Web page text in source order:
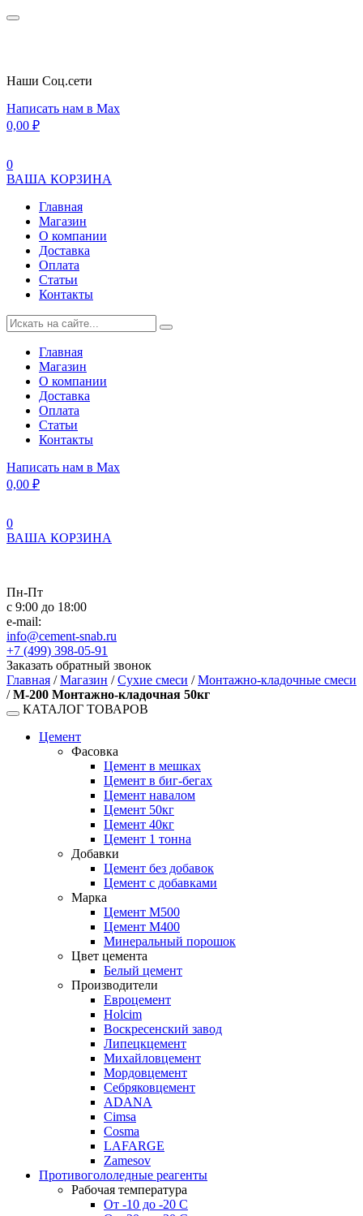
Наши Cоц.сети
Написать нам в Max
0,00 ₽
0
ВАША КОРЗИНА
Главная
Магазин
О компании
Доставка
Оплата
Статьи
Контакты
Главная
Магазин
О компании
Доставка
Оплата
Статьи
Контакты
Написать нам в Max
0,00 ₽
0
ВАША КОРЗИНА
Пн-Пт
с 9:00 до 18:00
e-mail:
info@cement-snab.ru
+7 (499) 398-05-91
Заказать обратный звонок
Главная /Магазин /Сухие смеси /Монтажно-кладочные смеси
/М-200 Монтажно-кладочная 50кг
КАТАЛОГ ТОВАРОВ
Цемент
Фасовка
Цемент в мешках
Цемент в биг-бегах
Цемент навалом
Цемент 50кг
Цемент 40кг
Цемент 1 тонна
Добавки
Цемент без добавок
Цемент с добавками
Марка
Цемент М500
Цемент М400
Минеральный порошок
Цвет цемента
Белый цемент
Производители
Евроцемент
Holcim
Воскресенский завод
Липецкцемент
Михайловцемент
Мордовцемент
Себряковцемент
ADANA
Cimsa
Cosma
LAFARGE
Zamesov
Противогололедные реагенты
Рабочая температура
От -10 до -20 С